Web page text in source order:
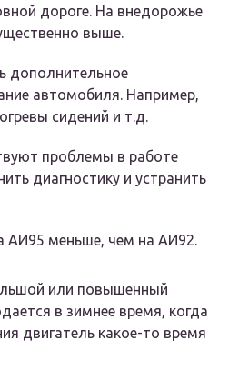
дороге. На внедорожье
выше.
дополнительное
автомобиля. Например,
сидений и т.д.
проблемы в работе
диагностику и устранить
АИ95 меньше, чем на АИ92.
или повышенный
в зимнее время, когда
двигатель какое-то время